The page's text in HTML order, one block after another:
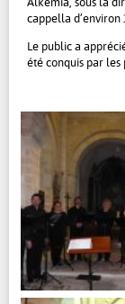
cappella d’environ
Le public a
été conquis par les